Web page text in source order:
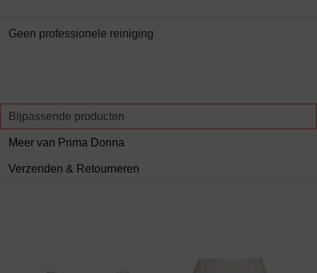
Geen professionele reiniging
Bijpassende producten
Meer van Prima Donna
Verzenden & Retourneren